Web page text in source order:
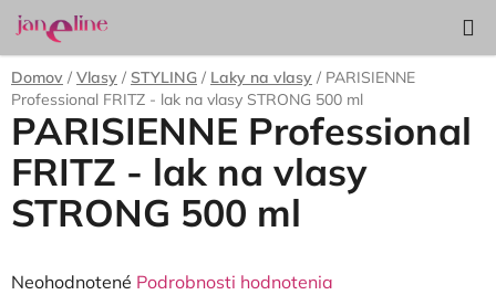
Prejsť
na
obsah
KOŠÍK
Domov / Vlasy / STYLING / Laky na vlasy / PARISIENNE
Professional FRITZ - lak na vlasy STRONG 500 ml
PARISIENNE Professional
FRITZ - lak na vlasy
STRONG 500 ml
Priemerné
Neohodnotené Podrobnosti hodnotenia